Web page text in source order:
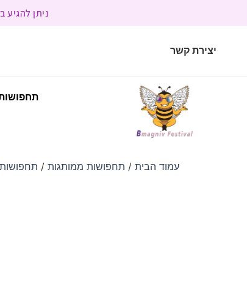
ניתן להגיע בתיאום מראש |
יצירת קשר
עמוד הבית/ תחפושות ממותגות/ תחפושות RUBIES